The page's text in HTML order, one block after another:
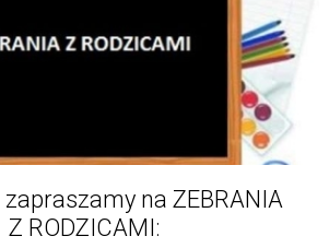
na ZEBRANIA
Z RODZICAMI: